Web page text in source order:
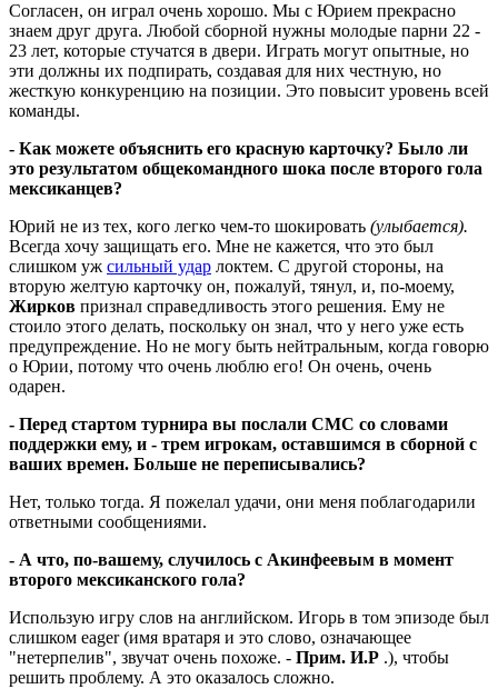
Согласен, он играл очень хорошо. Мы с Юрием прекрасно
знаем друг друга. Любой сборной нужны молодые парни 22 -
23 лет, которые стучатся в двери. Играть могут опытные, но
эти должны их подпирать, создавая для них честную, но
жесткую конкуренцию на позиции. Это повысит уровень всей
команды.
- Как можете объяснить его красную карточку? Было ли
это результатом общекомандного шока после второго гола
мексиканцев?
Юрий не из тех, кого легко чем-то шокировать (улыбается).
Всегда хочу защищать его. Мне не кажется, что это был
слишком уж сильный удар локтем. С другой стороны, на
вторую желтую карточку он, пожалуй, тянул, и, по-моему,
Жирков признал справедливость этого решения. Ему не
стоило этого делать, поскольку он знал, что у него уже есть
предупреждение. Но не могу быть нейтральным, когда говорю
о Юрии, потому что очень люблю его! Он очень, очень
одарен.
- Перед стартом турнира вы послали СМС со словами
поддержки ему, и - трем игрокам, оставшимся в сборной с
ваших времен. Больше не переписывались?
Нет, только тогда. Я пожелал удачи, они меня поблагодарили
ответными сообщениями.
- А что, по-вашему, случилось с Акинфеевым в момент
второго мексиканского гола?
Использую игру слов на английском. Игорь в том эпизоде был
слишком eager (имя вратаря и это слово, означающее
"нетерпелив", звучат очень похоже. - Прим. И.Р .), чтобы
решить проблему. А это оказалось сложно.